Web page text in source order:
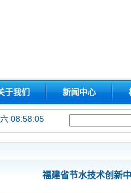
于我们 新闻中心
08:58:05
福建省节水技术创新